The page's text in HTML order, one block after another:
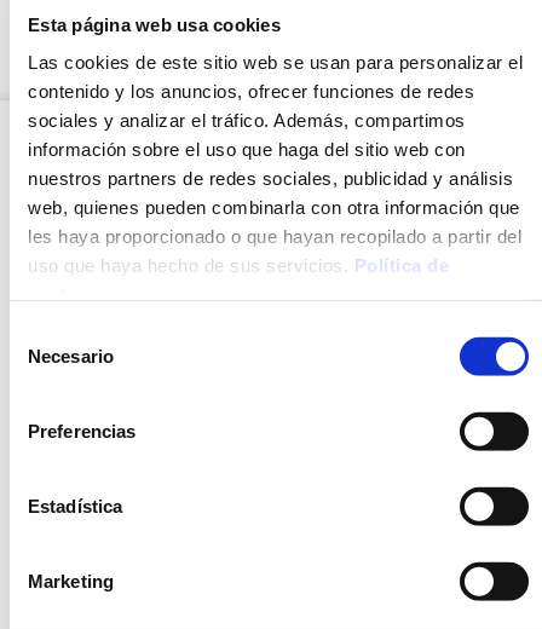
Esta página web usa cookies
Las cookies de este sitio web se usan para personalizar el
contenido y los anuncios, ofrecer funciones de redes
sociales y analizar el tráfico. Además, compartimos
información sobre el uso que haga del sitio web con
nuestros partners de redes sociales, publicidad y análisis
web, quienes pueden combinarla con otra información que
les haya proporcionado o que hayan recopilado a partir del
uso que haya hecho de sus servicios. Política de
Necesario
Preferencias
Estadística
Marketing
indicándonos la zona donde vives o trabajas y te
JOTRI
MAS SAGUER, 1 · 17462 Juià (Girona)
T 972 396 561 · F 972 491 257